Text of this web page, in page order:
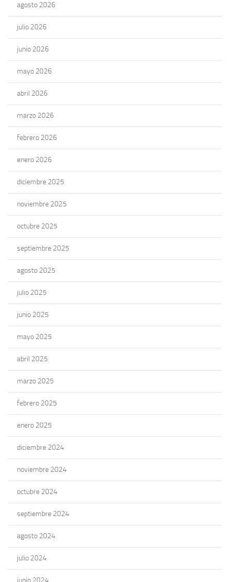
agosto 2026
julio 2026
junio 2026
mayo 2026
abril 2026
marzo 2026
febrero 2026
enero 2026
diciembre 2025
noviembre 2025
octubre 2025
septiembre 2025
agosto 2025
julio 2025
junio 2025
mayo 2025
abril 2025
marzo 2025
febrero 2025
enero 2025
diciembre 2024
noviembre 2024
octubre 2024
septiembre 2024
agosto 2024
julio 2024